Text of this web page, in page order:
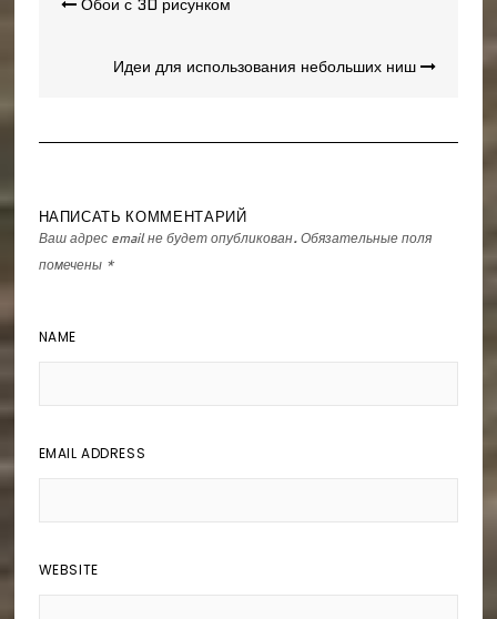
Навигация
записям
Обои с 3D рисунком
Идеи для использования небольших ниш
НАПИСАТЬ КОММЕНТАРИЙ
Ваш адрес email не будет опубликован. Обязательные поля
помечены *
NAME
EMAIL ADDRESS
WEBSITE